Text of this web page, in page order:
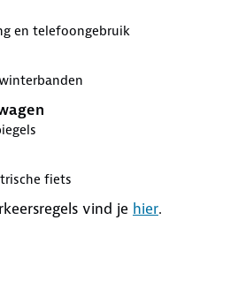
en telefoongebruik
fiets
vind je hier.